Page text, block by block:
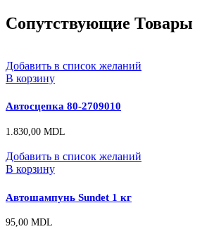
Сопутствующие Товары
Добавить в список желаний
В корзину
Автосцепка 80-2709010
1.830,00 MDL
Добавить в список желаний
В корзину
Автошампунь Sundet 1 кг
95,00 MDL